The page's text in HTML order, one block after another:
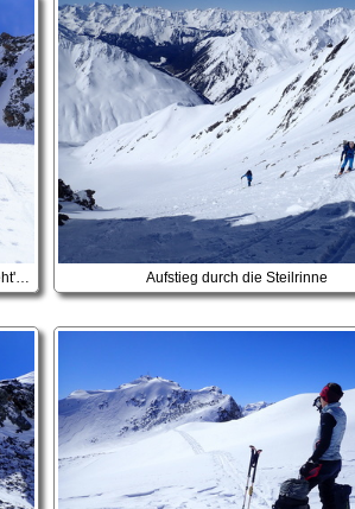
Durch die steile Rinne im linken Teil des Bildes geht's hoch Aufstieg durch die Steilrinne